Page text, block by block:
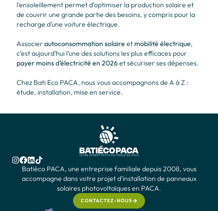
l’ensoleillement permet d’optimiser la production solaire et
de couvrir une grande partie des besoins, y compris pour la
recharge d’une voiture électrique.
Associerautoconsommation solaire et mobilité électrique,
c’est aujourd’hui l’une des solutions les plus efficaces pour
payer moins d’électricité en 2026et sécuriser ses dépenses.
Chez Bati Eco PACA, nous vous accompagnons de A à Z :
étude, installation, mise en service.
Batiéco PACA, une entreprise familiale depuis 2008, vous
accompagne dans votre projet d’installation de panneaux
solaires photovoltaïques en PACA.
CONTACTEZ-NOUS